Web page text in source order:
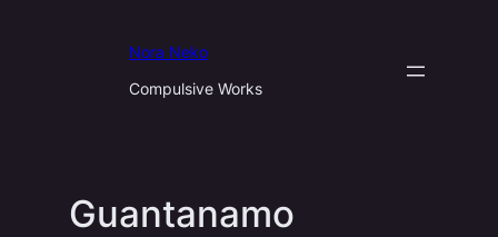
Nora Neko
Compulsive Works
Guantanamo